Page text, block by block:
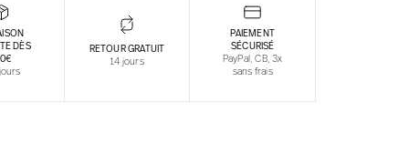
DÈS
RETOUR GRATUIT
14 jours
PAIEMENT
SÉCURISÉ
PayPal, CB, 3x
sans frais